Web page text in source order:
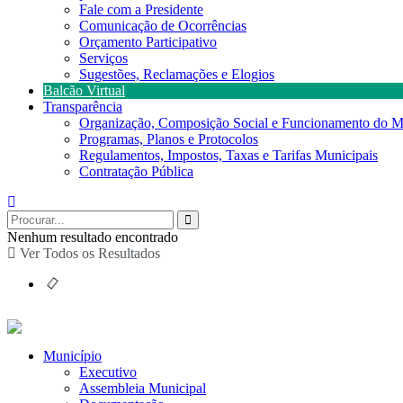
Fale com a Presidente
Comunicação de Ocorrências
Orçamento Participativo
Serviços
Sugestões, Reclamações e Elogios
Balcão Virtual
Transparência
Organização, Composição Social e Funcionamento do
Programas, Planos e Protocolos
Regulamentos, Impostos, Taxas e Tarifas Municipais
Contratação Pública
Nenhum resultado encontrado
Ver Todos os Resultados
Município
Executivo
Assembleia Municipal